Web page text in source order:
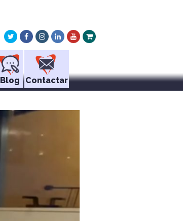
TwitterFacebookInstagram
LinkedInYoutube
Xing
Blog Contactar